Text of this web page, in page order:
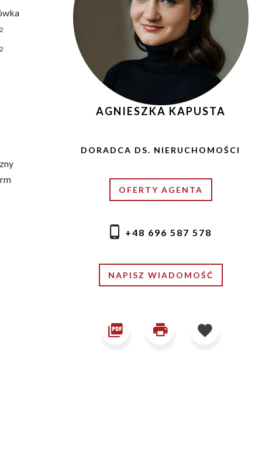
2
2
AGNIESZKA KAPUSTA
DORADCA DS. NIERUCHOMOŚCI
OFERTY AGENTA
+48 696 587 578
NAPISZ WIADOMOŚĆ